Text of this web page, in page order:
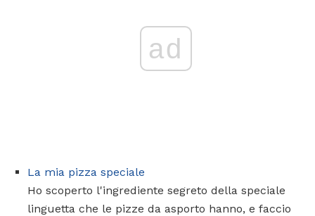
ad
La mia pizza speciale
Ho scoperto l'ingrediente segreto della speciale
linguetta che le pizze da asporto hanno, e faccio